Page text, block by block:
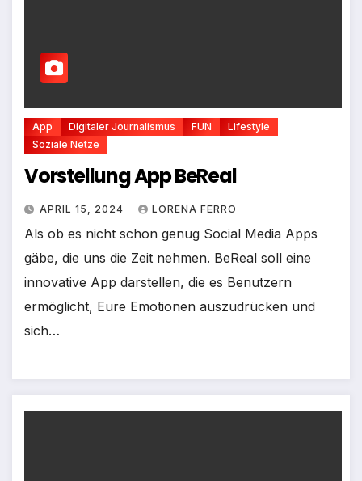
App Digitaler Journalismus FUN
Lifestyle
Soziale Netze
Vorstellung App BeReal
APRIL 15, 2024 LORENA FERRO
Als ob es nicht schon genug Social Media Apps
gäbe, die uns die Zeit nehmen. BeReal soll eine
innovative App darstellen, die es Benutzern
ermöglicht, Eure Emotionen auszudrücken und
sich…